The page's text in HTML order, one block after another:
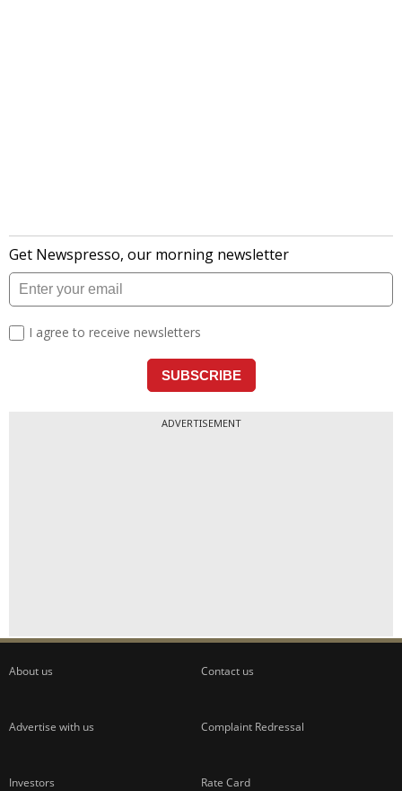
ADVERTISEMENT
About us Contact us
Advertise with us Complaint Redressal
Investors Rate Card